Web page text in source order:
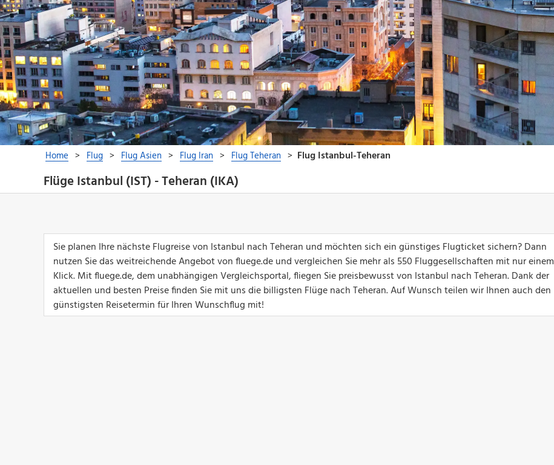
Flüge Istanbul (IST) - Teheran (IKA)
Sie planen Ihre nächste Flugreise von Istanbul nach Teheran und möchten sich ein günstiges Flugticket sichern? Dann
nutzen Sie das weitreichende Angebot von fluege.de und vergleichen Sie mehr als 550 Fluggesellschaften mit nur einem
Klick. Mit fluege.de, dem unabhängigen Vergleichsportal, fliegen Sie preisbewusst von Istanbul nach Teheran. Dank der
aktuellen und besten Preise finden Sie mit uns die billigsten Flüge nach Teheran. Auf Wunsch teilen wir Ihnen auch den
günstigsten Reisetermin für Ihren Wunschflug mit!